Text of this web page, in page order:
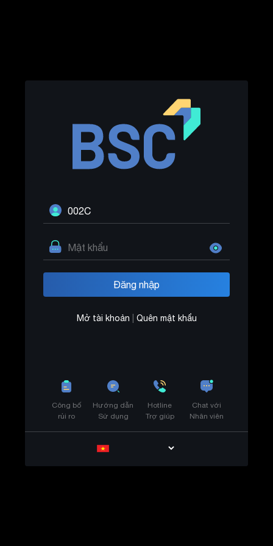
Mở tài khoản Quên mật khẩu
Công bố
rủi ro
Hướng dẫn
Sử dụng
Hotline
Trợ giúp
Chat với
Nhân viên